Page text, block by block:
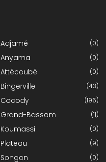
Adjamé (0)
Anyama (0)
Attécoubé (0)
Bingerville (43)
Cocody (196)
Grand-Bassam (11)
Koumassi (0)
Plateau (9)
Songon (0)